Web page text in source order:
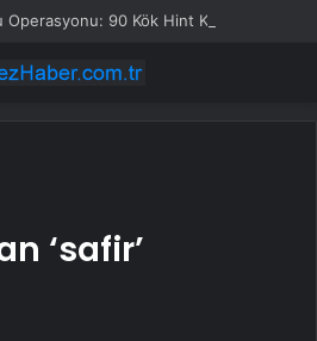
‘safir’